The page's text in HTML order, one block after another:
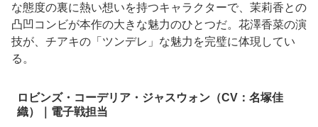
な態度の裏に熱い想いを持つキャラクターで、茉莉香との
凸凹コンビが本作の大きな魅力のひとつだ。花澤香菜の演
技が、チアキの「ツンデレ」な魅力を完璧に体現してい
る。
ロビンズ・コーデリア・ジャスウォン（CV：名塚佳
織）｜電子戦担当